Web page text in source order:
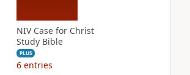
NIV Case for Christ
Study Bible
PLUS
6 entries